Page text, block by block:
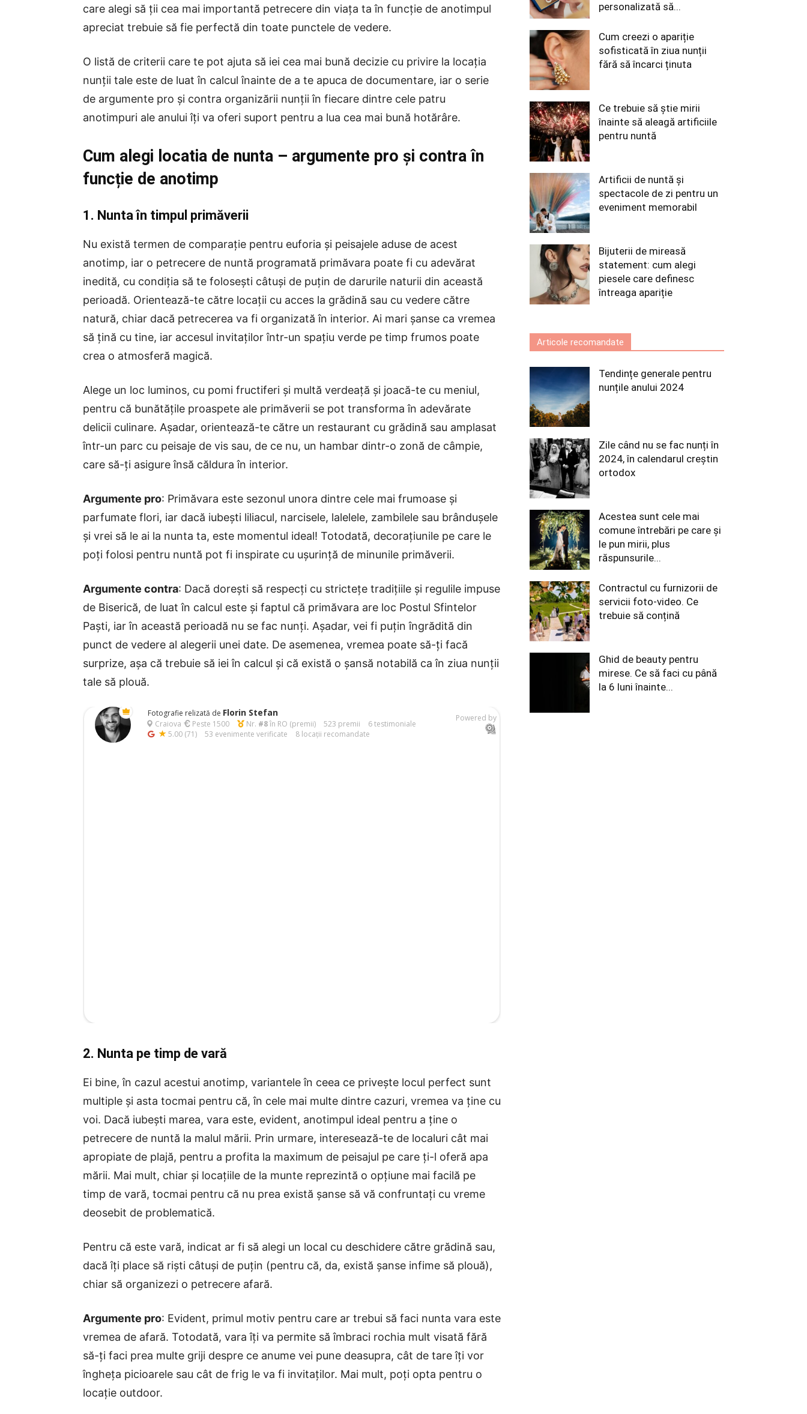
care alegi să ții cea mai importantă petrecere din viața ta în funcție de anotimpul
apreciat trebuie să fie perfectă din toate punctele de vedere.
O listă de criterii care te pot ajuta să iei cea mai bună decizie cu privire la locația
nunții tale este de luat în calcul înainte de a te apuca de documentare, iar o serie
de argumente pro și contra organizării nunții în fiecare dintre cele patru
anotimpuri ale anului îți va oferi suport pentru a lua cea mai bună hotărâre.
Cum alegi locatia de nunta – argumente pro și contra în
funcție de anotimp
1. Nunta în timpul primăverii
Nu există termen de comparație pentru euforia și peisajele aduse de acest
anotimp, iar o petrecere de nuntă programată primăvara poate fi cu adevărat
inedită, cu condiția să te folosești câtuși de puțin de darurile naturii din această
perioadă. Orientează-te către locații cu acces la grădină sau cu vedere către
natură, chiar dacă petrecerea va fi organizată în interior. Ai mari șanse ca vremea
să țină cu tine, iar accesul invitaților într-un spațiu verde pe timp frumos poate
crea o atmosferă magică.
Alege un loc luminos, cu pomi fructiferi și multă verdeață și joacă-te cu meniul,
pentru că bunătățile proaspete ale primăverii se pot transforma în adevărate
delicii culinare. Așadar, orientează-te către un restaurant cu grădină sau amplasat
într-un parc cu peisaje de vis sau, de ce nu, un hambar dintr-o zonă de câmpie,
care să-ți asigure însă căldura în interior.
Argumente pro: Primăvara este sezonul unora dintre cele mai frumoase și
parfumate flori, iar dacă iubești liliacul, narcisele, lalelele, zambilele sau brândușele
și vrei să le ai la nunta ta, este momentul ideal! Totodată, decorațiunile pe care le
poți folosi pentru nuntă pot fi inspirate cu ușurință de minunile primăverii.
Argumente contra: Dacă dorești să respecți cu strictețe tradițiile și regulile impuse
de Biserică, de luat în calcul este și faptul că primăvara are loc Postul Sfintelor
Paști, iar în această perioadă nu se fac nunți. Așadar, vei fi puțin îngrădită din
punct de vedere al alegerii unei date. De asemenea, vremea poate să-ți facă
surprize, așa că trebuie să iei în calcul și că există o șansă notabilă ca în ziua nunții
tale să plouă.
2. Nunta pe timp de vară
Ei bine, în cazul acestui anotimp, variantele în ceea ce privește locul perfect sunt
multiple și asta tocmai pentru că, în cele mai multe dintre cazuri, vremea va ține cu
voi. Dacă iubești marea, vara este, evident, anotimpul ideal pentru a ține o
petrecere de nuntă la malul mării. Prin urmare, interesează-te de localuri cât mai
apropiate de plajă, pentru a profita la maximum de peisajul pe care ți-l oferă apa
mării. Mai mult, chiar și locațiile de la munte reprezintă o opțiune mai facilă pe
timp de vară, tocmai pentru că nu prea există șanse să vă confruntați cu vreme
deosebit de problematică.
Pentru că este vară, indicat ar fi să alegi un local cu deschidere către grădină sau,
dacă îți place să riști câtuși de puțin (pentru că, da, există șanse infime să plouă),
chiar să organizezi o petrecere afară.
Argumente pro: Evident, primul motiv pentru care ar trebui să faci nunta vara este
vremea de afară. Totodată, vara îți va permite să îmbraci rochia mult visată fără
să-ți faci prea multe griji despre ce anume vei pune deasupra, cât de tare îți vor
îngheța picioarele sau cât de frig le va fi invitaților. Mai mult, poți opta pentru o
locație outdoor.
personalizată să...
Cum creezi o apariție
sofisticată în ziua nunții
fără să încarci ținuta
Ce trebuie să știe mirii
înainte să aleagă artificiile
pentru nuntă
Artificii de nuntă și
spectacole de zi pentru un
eveniment memorabil
Bijuterii de mireasă
statement: cum alegi
piesele care definesc
întreaga apariție
Articole recomandate
Tendințe generale pentru
nunțile anului 2024
Zile când nu se fac nunți în
2024, în calendarul creștin
ortodox
Acestea sunt cele mai
comune întrebări pe care și
le pun mirii, plus
răspunsurile...
Contractul cu furnizorii de
servicii foto-video. Ce
trebuie să conțină
Ghid de beauty pentru
mirese. Ce să faci cu până
la 6 luni înainte...